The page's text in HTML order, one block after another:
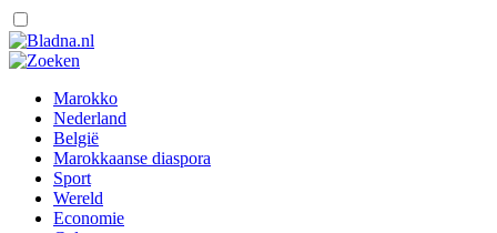
Marokko
Nederland
België
Marokkaanse diaspora
Sport
Wereld
Economie